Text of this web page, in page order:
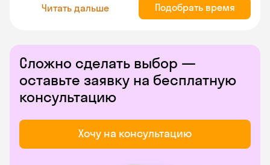
Читать дальше Подобрать время
Сложно сделать выбор —
оставьте заявку на бесплатную
консультацию
Хочу на консультацию